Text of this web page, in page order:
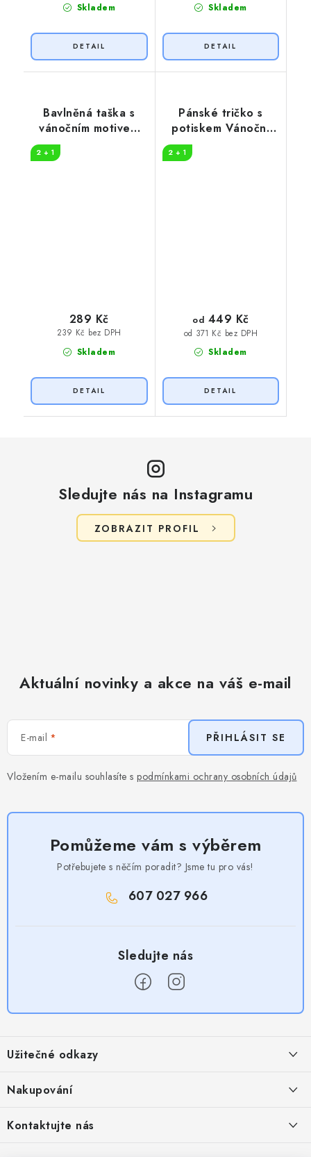
Skladem Skladem
Bavlněná taška s
vánočním motivem
2 + 1
Skladem
239 Kč bez DPH
289 Kč
Pánské tričko s
potiskem Vánoční
2 + 1
Skladem
od 371 Kč bez DPH
od 449 Kč
Sledujte nás na Instagramu
ZOBRAZIT PROFIL
Aktuální novinky a akce na váš e-mail
E-mail
Vložením e-mailu souhlasíte s podmínkami ochrany osobních údajů
PŘIHLÁSIT SE
Pomůžeme vám s výběrem
Potřebujete s něčím poradit? Jsme tu pro vás!
607 027 966
p
a
Užitečné odkazy
Provizní systém
Nakupování
Kontaktujte nás